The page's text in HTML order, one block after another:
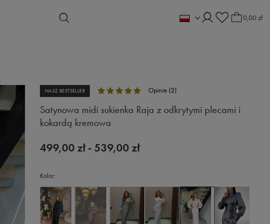
0,00 zł
NASZ BESTSELLER Opinie (2)
Satynowa midi sukienka Raja z odkrytymi plecami i
kokardą kremowa
Kolor
499,00 zł- 539,00 zł